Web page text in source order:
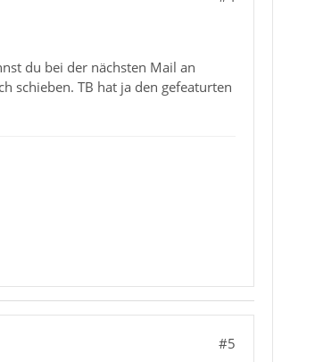
du bei der nächsten Mail an
schieben. TB hat ja den gefeaturten
#5